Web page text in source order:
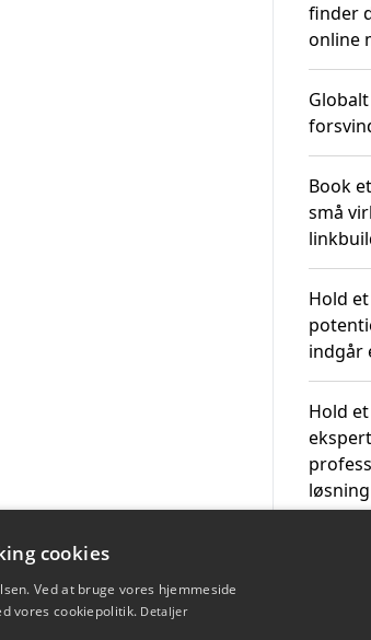
finder
online
Book
små
Hold
indgår
Hold
løsning
cookies
Ved at bruge vores hjemmeside
vores cookiepolitik. Detaljer